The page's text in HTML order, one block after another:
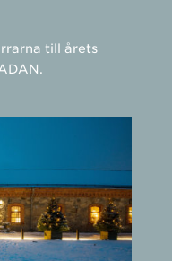
till årets